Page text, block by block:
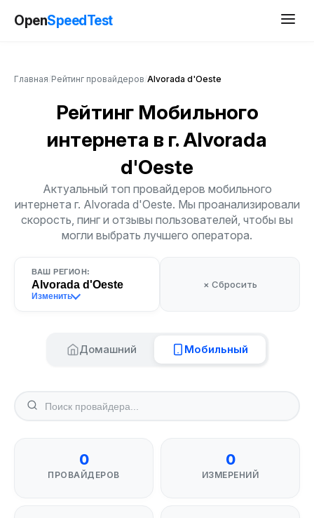
OpenSpeedTest
Главная Рейтинг провайдеров Alvorada d'Oeste
Рейтинг Мобильного
интернета в г. Alvorada
d'Oeste
Актуальный топ провайдеров мобильного
интернета г. Alvorada d'Oeste. Мы проанализировали
скорость, пинг и отзывы пользователей, чтобы вы
могли выбрать лучшего оператора.
ВАШ РЕГИОН:
Alvorada d'Oeste
Изменить
× Сбросить
Домашний Мобильный
0
ПРОВАЙДЕРОВ
0
ИЗМЕРЕНИЙ